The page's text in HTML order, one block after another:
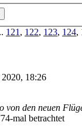
121 , 122, 123, 124,
18:26
von den neuen
mal betrachtet